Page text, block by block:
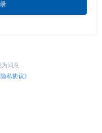
为同意
隐私协议》